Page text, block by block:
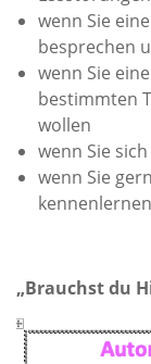
wenn Sie
besprechen
wenn Sie
bestimmten
wollen
wenn Sie
wenn Sie
„Brauchst du